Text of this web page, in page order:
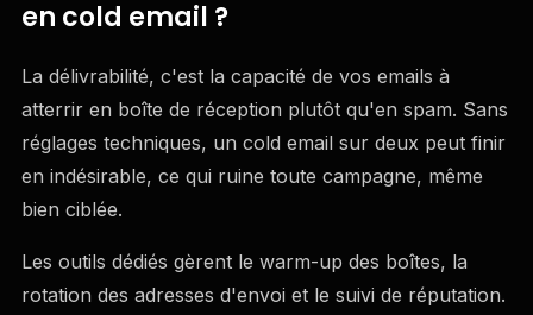
en cold email ?
La délivrabilité, c'est la capacité de vos emails à
atterrir en boîte de réception plutôt qu'en spam. Sans
réglages techniques, un cold email sur deux peut finir
en indésirable, ce qui ruine toute campagne, même
bien ciblée.
Les outils dédiés gèrent le warm-up des boîtes, la
rotation des adresses d'envoi et le suivi de réputation.